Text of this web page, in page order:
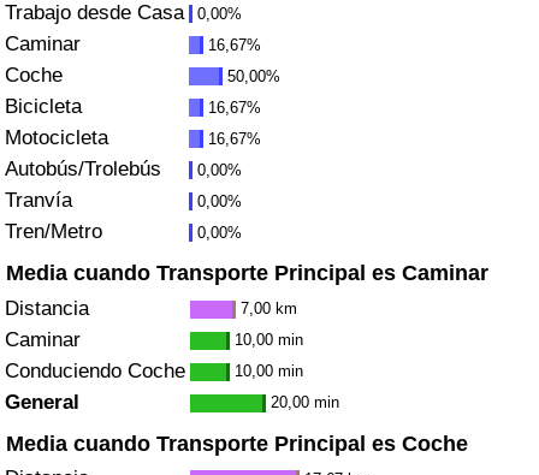
Trabajo desde Casa 0,00%
Caminar 16,67%
Coche 50,00%
Bicicleta 16,67%
Motocicleta 16,67%
Autobús/Trolebús 0,00%
Tranvía 0,00%
Tren/Metro 0,00%
Media cuando Transporte Principal es Caminar
Distancia 7,00 km
Caminar 10,00 min
Conduciendo Coche 10,00 min
General 20,00 min
Media cuando Transporte Principal es Coche
Índice de contaminación
Índice de Contaminación por País
Tráfico
Índice de Tráfico
Índice de Tráfico (Actual)
Índice de Tráfico por País